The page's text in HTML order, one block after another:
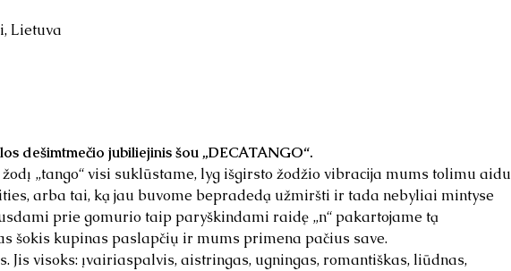
Lietuva
dešimtmečio jubiliejinis šou „DECATANGO“.
„tango“ visi suklūstame, lyg išgirsto žodžio vibracija mums tolimu aidu
arba tai, ką jau buvome bepradedą užmiršti ir tada nebyliai mintyse
prie gomurio taip paryškindami raidę „n“ pakartojame tą
šokis kupinas paslapčių ir mums primena pačius save.
Jis visoks: įvairiaspalvis, aistringas, ugningas, romantiškas, liūdnas,